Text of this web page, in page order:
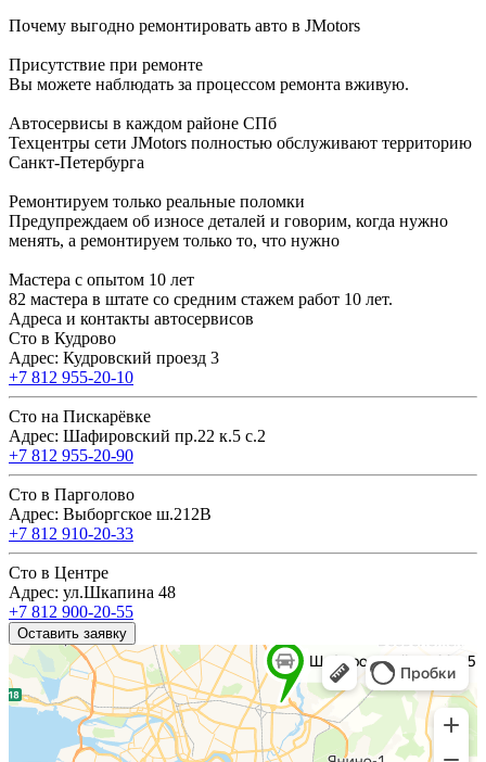
Почему выгодно ремонтировать авто в JMotors
Присутствие при ремонте
Вы можете наблюдать за процессом ремонта вживую.
Автосервисы в каждом районе СПб
Техцентры сети JMotors полностью обслуживают территорию
Санкт-Петербурга
Ремонтируем только реальные поломки
Предупреждаем об износе деталей и говорим, когда нужно
менять, а ремонтируем только то, что нужно
Мастера с опытом 10 лет
82 мастера в штате со средним стажем работ 10 лет.
Адреса и контакты автосервисов
Сто в Кудрово
Адрес: Кудровский проезд 3
+7 812 955-20-10
Сто на Пискарёвке
Адрес: Шафировский пр.22 к.5 с.2
+7 812 955-20-90
Сто в Парголово
Адрес: Выборгское ш.212В
+7 812 910-20-33
Сто в Центре
Адрес: ул.Шкапина 48
+7 812 900-20-55
Оставить заявку